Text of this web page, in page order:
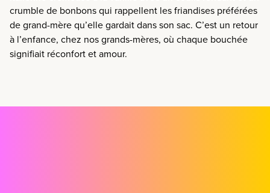
crumble de bonbons qui rappellent les friandises préférées
de grand-mère qu’elle gardait dans son sac. C’est un retour
à l’enfance, chez nos grands-mères, où chaque bouchée
signifiait réconfort et amour.